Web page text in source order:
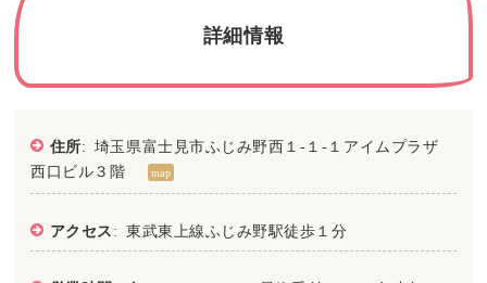
詳細情報
住所: 埼玉県富士見市ふじみ野西１-１-１アイムプラザ
西口ビル３階
map
アクセス : 東武東上線ふじみ野駅徒歩１分